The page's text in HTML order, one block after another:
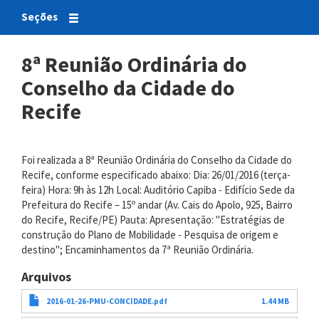
Seções
8ª Reunião Ordinária do
Conselho da Cidade do
Recife
Foi realizada a 8ª Reunião Ordinária do Conselho da Cidade do
Recife, conforme especificado abaixo: Dia: 26/01/2016 (terça-
feira) Hora: 9h às 12h Local: Auditório Capiba - Edifício Sede da
Prefeitura do Recife – 15º andar (Av. Cais do Apolo, 925, Bairro
do Recife, Recife/PE) Pauta: Apresentação: "Estratégias de
construção do Plano de Mobilidade - Pesquisa de origem e
destino"; Encaminhamentos da 7ª Reunião Ordinária.
Arquivos
2016-01-26-PMU-CONCIDADE.pdf 1.44 MB